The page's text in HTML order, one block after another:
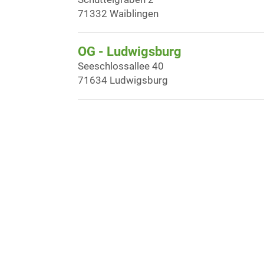
71332 Waiblingen
OG - Ludwigsburg
Seeschlossallee 40
71634 Ludwigsburg